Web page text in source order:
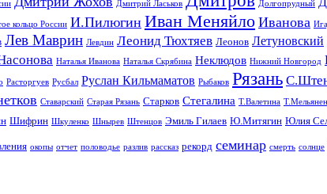
Дмитрий Ласьков Долгопрудный
кольцо России И.Пилюгин Иван Меняйло Иванова
Лев Маврин Левдин Леонид Тюхтяев Леонов Летуновский
Наталья Иванова Наталья Скрябина Неклюдов Нижний Новгород
Расторгуев Русбал Руслан Кильмаматов Рыбаков Рязань
Ставарский Старая Рязань Старков Стегалина Т.Валетина
Шифрин Шкуленко Шнырев Штенцов Эмиль Гилаев Ю.Митягин Юлия
окопы отчет половодье разлив рассказ рекорд семинар смерть солнце